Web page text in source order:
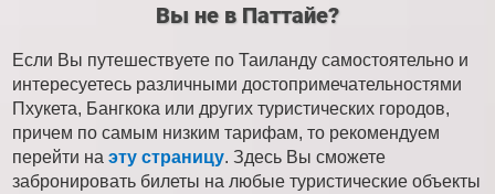
Вы не в Паттайе?
Если Вы путешествуете по Таиланду самостоятельно и
интересуетесь различными достопримечательностями
Пхукета, Бангкока или других туристических городов,
причем по самым низким тарифам, то рекомендуем
перейти на эту страницу. Здесь Вы сможете
забронировать билеты на любые туристические объекты